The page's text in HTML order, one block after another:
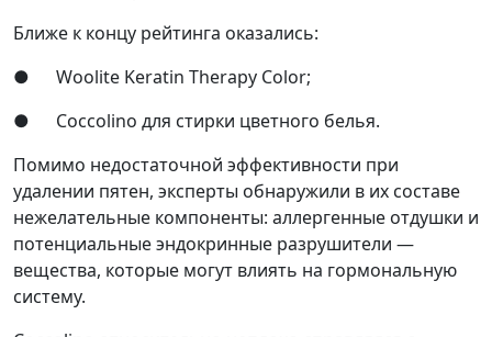
Ближе к концу рейтинга оказались:
● Woolite Keratin Therapy Color;
● Coccolino для стирки цветного белья.
Помимо недостаточной эффективности при
удалении пятен, эксперты обнаружили в их составе
нежелательные компоненты: аллергенные отдушки и
потенциальные эндокринные разрушители —
вещества, которые могут влиять на гормональную
систему.